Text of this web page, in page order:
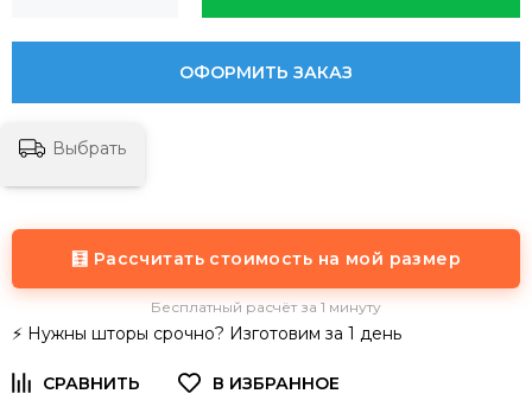
ОФОРМИТЬ ЗАКАЗ
Выбрать
🧮 Рассчитать стоимость на мой размер
Бесплатный расчёт за 1 минуту
⚡ Нужны шторы срочно? Изготовим за 1 день